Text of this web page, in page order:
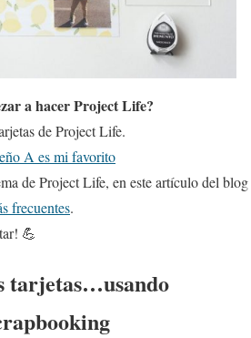
a hacer Project Life?
de Project Life.
A es mi favorito
de Project Life, en este artículo del blog
frecuentes.
💪
tarjetas…usando